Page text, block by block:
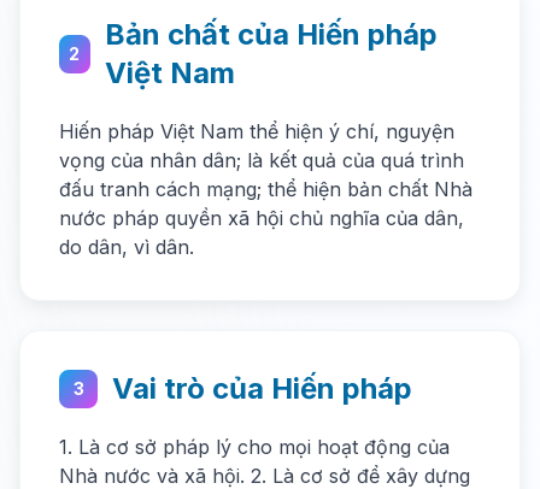
2
Bản chất của Hiến pháp
Việt Nam
Hiến pháp Việt Nam thể hiện ý chí, nguyện
vọng của nhân dân; là kết quả của quá trình
đấu tranh cách mạng; thể hiện bản chất Nhà
nước pháp quyền xã hội chủ nghĩa của dân,
do dân, vì dân.
3 Vai trò của Hiến pháp
1. Là cơ sở pháp lý cho mọi hoạt động của
Nhà nước và xã hội. 2. Là cơ sở để xây dựng